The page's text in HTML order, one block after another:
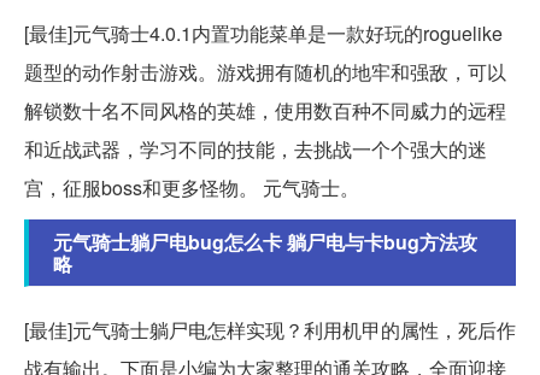
[最佳]元气骑士4.0.1内置功能菜单是一款好玩的roguelike
题型的动作射击游戏。游戏拥有随机的地牢和强敌，可以
解锁数十名不同风格的英雄，使用数百种不同威力的远程
和近战武器，学习不同的技能，去挑战一个个强大的迷
宫，征服boss和更多怪物。 元气骑士。
元气骑士躺尸电bug怎么卡 躺尸电与卡bug方法攻
略
[最佳]元气骑士躺尸电怎样实现？利用机甲的属性，死后作
战有输出。下面是小编为大家整理的通关攻略，全面迎接